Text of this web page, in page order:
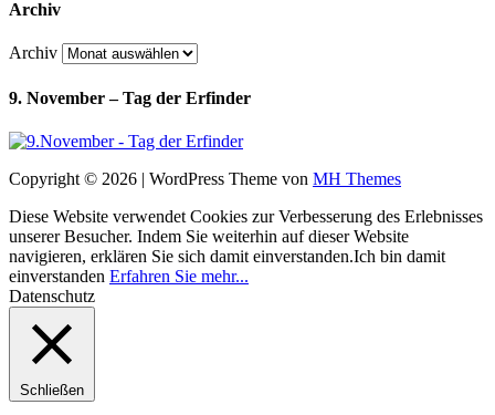
Archiv
Archiv
9. November – Tag der Erfinder
Copyright © 2026 | WordPress Theme von MH Themes
Diese Website verwendet Cookies zur Verbesserung des Erlebnisses
unserer Besucher. Indem Sie weiterhin auf dieser Website
navigieren, erklären Sie sich damit einverstanden.Ich bin damit
einverstanden Erfahren Sie mehr...
Datenschutz
Schließen